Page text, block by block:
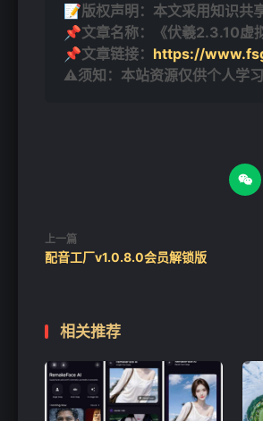
📝版权声明：本文采用知识
📌文章名称：《伏羲2.3.10虚
📌文章链接： https://
⚠须知：本站资源仅供个人学

上一篇
配音工厂v1.0.8.0会员解锁版
相关推荐